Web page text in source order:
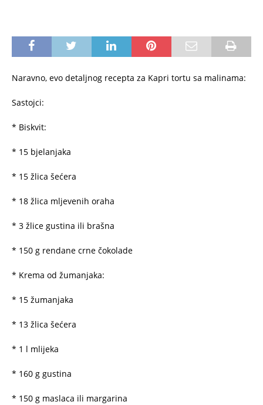
Naravno, evo detaljnog recepta za Kapri tortu sa malinama:
Sastojci:
* Biskvit:
* 15 bjelanjaka
* 15 žlica šećera
* 18 žlica mljevenih oraha
* 3 žlice gustina ili brašna
* 150 g rendane crne čokolade
* Krema od žumanjaka:
* 15 žumanjaka
* 13 žlica šećera
* 1 l mlijeka
* 160 g gustina
* 150 g maslaca ili margarina